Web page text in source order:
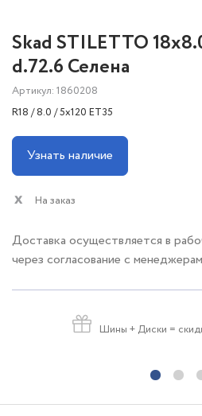
Skad STILETTO
d.72.6 Селена
Артикул: 1860208
R18 / 8.0 / 5x120 ET35
Узнать наличие
На заказ
Доставка осуществляется в
через согласование с
Шины + Диски =